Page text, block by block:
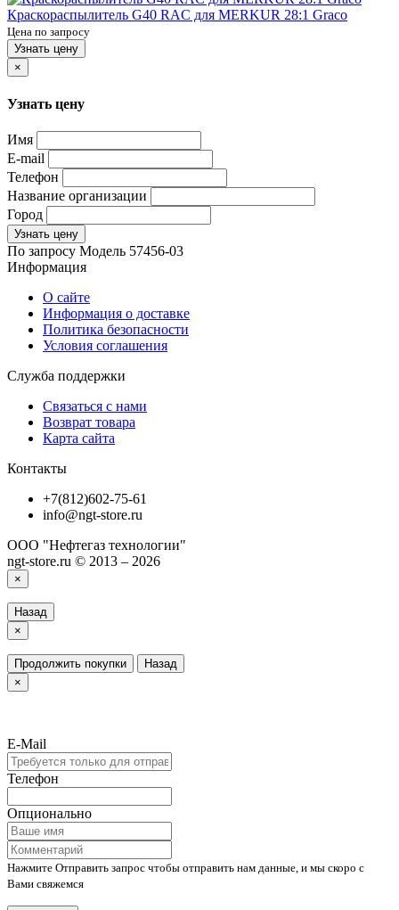
Краскораспылитель G40 RAC для MERKUR 28:1 Graco
Цена по запросу
Узнать цену
×
Узнать цену
Имя
E-mail
Телефон
Название организации
Город
Узнать цену
По запросу Модель 57456-03
Информация
О сайте
Информация о доставке
Политика безопасности
Условия соглашения
Служба поддержки
Связаться с нами
Возврат товара
Карта сайта
Контакты
+7(812)602-75-61
info@ngt-store.ru
ООО "Нефтегаз технологии"
ngt-store.ru © 2013 – 2026
×
Назад
×
Продолжить покупки
Назад
×
E-Mail
Телефон
Опционально
Нажмите Отправить запрос чтобы отправить нам данные, и мы скоро с
Вами свяжемся